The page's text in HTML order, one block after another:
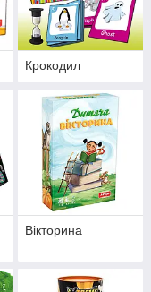
Крокодил
Вікторина